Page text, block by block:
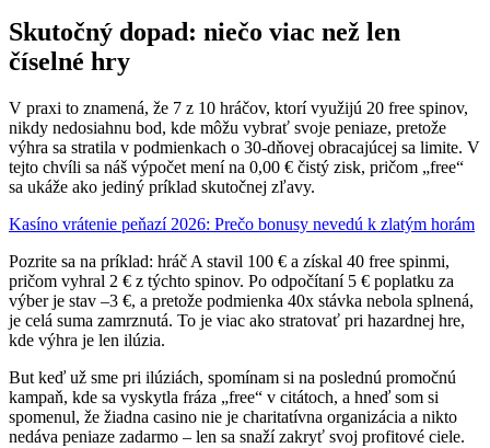
Skutočný dopad: niečo viac než len
číselné hry
V praxi to znamená, že 7 z 10 hráčov, ktorí využijú 20 free spinov,
nikdy nedosiahnu bod, kde môžu vybrať svoje peniaze, pretože
výhra sa stratila v podmienkach o 30‑dňovej obracajúcej sa limite. V
tejto chvíli sa náš výpočet mení na 0,00 € čistý zisk, pričom „free“
sa ukáže ako jediný príklad skutočnej zľavy.
Kasíno vrátenie peňazí 2026: Prečo bonusy nevedú k zlatým horám
Pozrite sa na príklad: hráč A stavil 100 € a získal 40 free spinmi,
pričom vyhral 2 € z týchto spinov. Po odpočítaní 5 € poplatku za
výber je stav –3 €, a pretože podmienka 40x stávka nebola splnená,
je celá suma zamrznutá. To je viac ako stratovať pri hazardnej hre,
kde výhra je len ilúzia.
But keď už sme pri ilúziách, spomínam si na poslednú promočnú
kampaň, kde sa vyskytla fráza „free“ v citátoch, a hneď som si
spomenul, že žiadna casino nie je charitatívna organizácia a nikto
nedáva peniaze zadarmo – len sa snaží zakryť svoj profitové ciele.